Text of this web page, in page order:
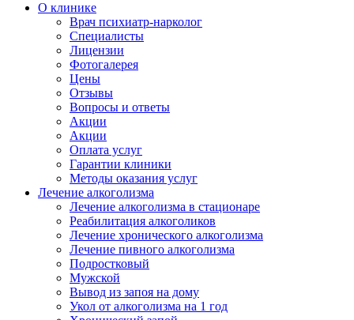
О клинике
Врач психиатр-нарколог
Специалисты
Лицензии
Фотогалерея
Цены
Отзывы
Вопросы и ответы
Акции
Акции
Оплата услуг
Гарантии клиники
Методы оказания услуг
Лечение алкоголизма
Лечение алкоголизма в стационаре
Реабилитация алкоголиков
Лечение хронического алкоголизма
Лечение пивного алкоголизма
Подростковый
Мужской
Вывод из запоя на дому
Укол от алкоголизма на 1 год